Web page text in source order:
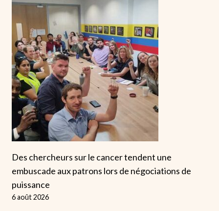
Des chercheurs sur le cancer tendent une
embuscade aux patrons lors de négociations de
puissance
6 août 2026